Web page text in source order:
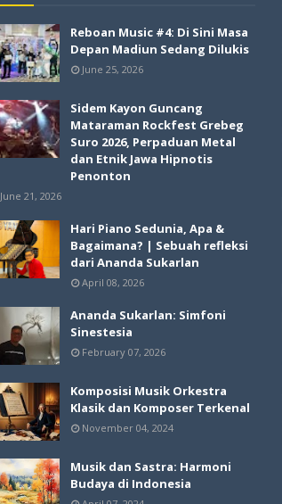
Reboan Music #4: Di Sini Masa
Depan Madiun Sedang Dilukis
June 25, 2026
Sidem Kayon Guncang
Mataraman Rockfest Grebeg
Suro 2026, Perpaduan Metal
dan Etnik Jawa Hipnotis
Penonton
June 21, 2026
Hari Piano Sedunia, Apa &
Bagaimana? | Sebuah refleksi
dari Ananda Sukarlan
April 08, 2026
Ananda Sukarlan: Simfoni
Sinestesia
February 07, 2026
Komposisi Musik Orkestra
Klasik dan Komposer Terkenal
November 04, 2024
Musik dan Sastra: Harmoni
Budaya di Indonesia